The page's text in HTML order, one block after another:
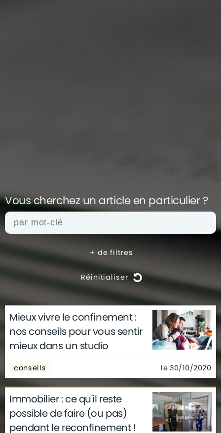
Vous cherchez un article en particulier ?
+ de filtres
Réinitialiser
actualités architecture
archives
conseils
déco finance
gouvernement
infographie
insolite
technologie
Mieux vivre le confinement :
nos conseils pour vous sentir
mieux dans un studio
conseils le 30/10/2020
Immobilier : ce qu'il reste
possible de faire (ou pas)
pendant le reconfinement !